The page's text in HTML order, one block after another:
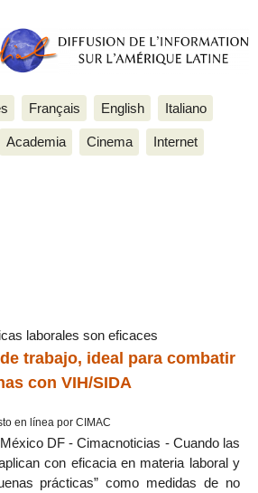
Français English Italiano
Academia Cinema Internet
laborales son eficaces
trabajo, ideal para combatir
con VIH/SIDA
en línea por CIMAC
DF - Cimacnoticias - Cuando las
con eficacia en materia laboral y
prácticas” como medidas de no